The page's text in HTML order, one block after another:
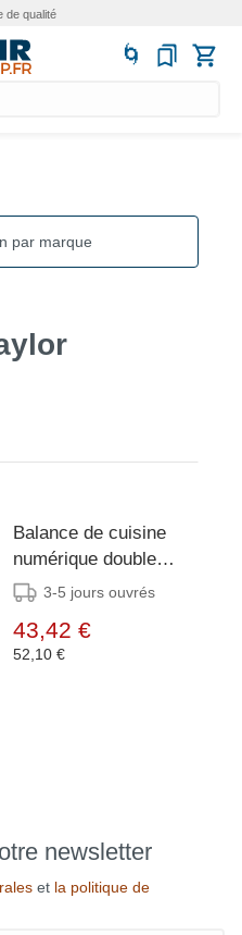
de qualité
par marque
Balance de cuisine
numérique double
avec bol de pesée
3-5 jours ouvrés
43,42 €
52,10 €
newsletter
et la politique de